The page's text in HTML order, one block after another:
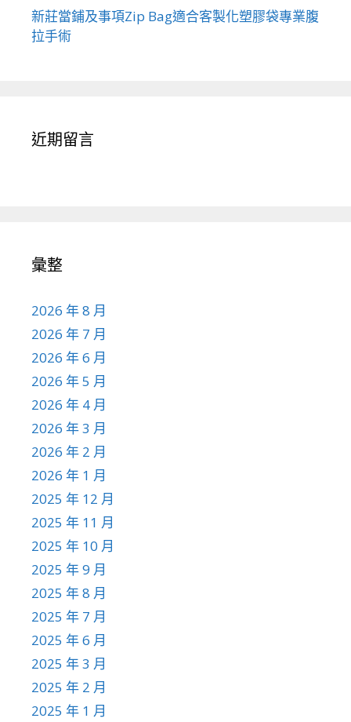
新莊當鋪及事項Zip Bag適合客製化塑膠袋專業腹
拉手術
近期留言
彙整
2026 年 8 月
2026 年 7 月
2026 年 6 月
2026 年 5 月
2026 年 4 月
2026 年 3 月
2026 年 2 月
2026 年 1 月
2025 年 12 月
2025 年 11 月
2025 年 10 月
2025 年 9 月
2025 年 8 月
2025 年 7 月
2025 年 6 月
2025 年 3 月
2025 年 2 月
2025 年 1 月